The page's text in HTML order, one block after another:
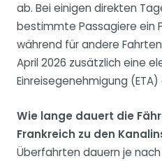
ab. Bei einigen direkten
bestimmte Passagiere ein
während für andere
April 2026 zusätzlich eine
Einreisegenehmigung
Wie lange dauert die
Frankreich zu den
Überfahrten dauern je